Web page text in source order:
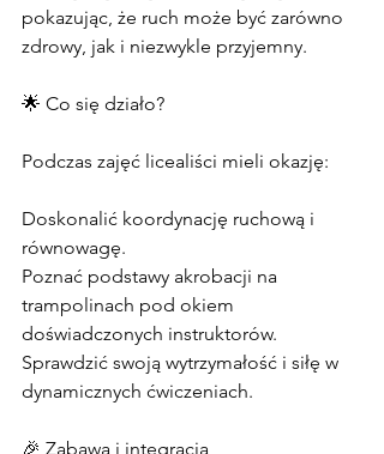
pokazując, że ruch może być zarówno
zdrowy, jak i niezwykle przyjemny.
🌟 Co się działo?
Podczas zajęć licealiści mieli okazję:
Doskonalić koordynację ruchową i
równowagę.
Poznać podstawy akrobacji na
trampolinach pod okiem
doświadczonych instruktorów.
Sprawdzić swoją wytrzymałość i siłę w
dynamicznych ćwiczeniach.
🎉 Zabawa i integracja